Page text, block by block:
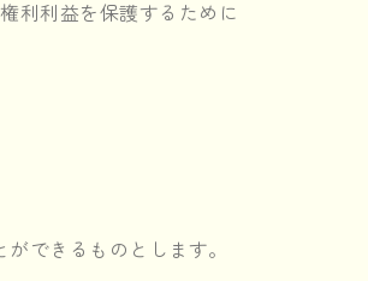
利利益を保護するために
できるものとします。